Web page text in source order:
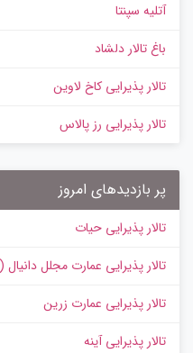
آتلیه سپنتا
باغ تالار دلشاد
تالار پذیرایی کاخ لاوین
تالار پذیرایی رز پالاس
پر بازدیدهای امروز
تالار پذیرایی حیات
تالار پذیرایی عمارت مجلل
تالار پذیرایی عمارت زرین
تالار پذیرایی آینه